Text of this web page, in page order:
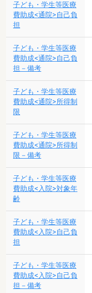
子ども・学生等医療
費助成<通院>自己負
担
子ども・学生等医療
費助成<通院>自己負
担－備考
子ども・学生等医療
費助成<通院>所得制
限
子ども・学生等医療
費助成<通院>所得制
限－備考
子ども・学生等医療
費助成<入院>対象年
齢
子ども・学生等医療
費助成<入院>自己負
担
子ども・学生等医療
費助成<入院>自己負
担－備考